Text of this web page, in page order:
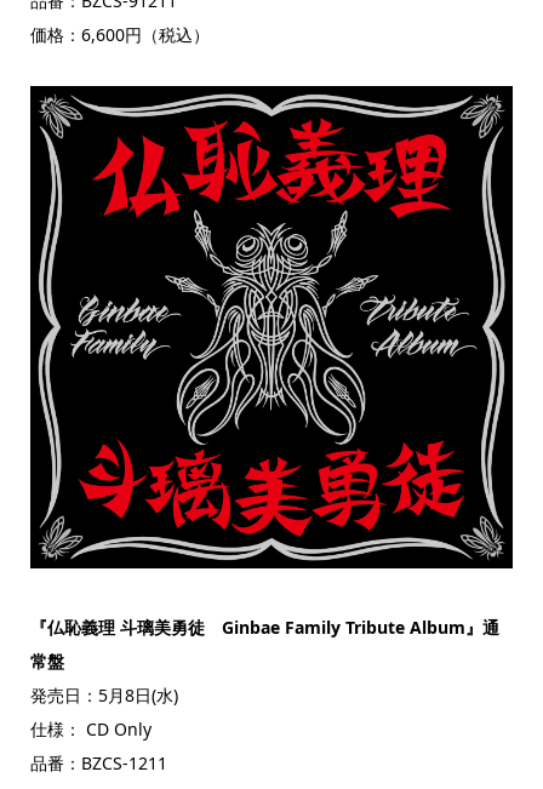
価格：6,600円（税込）
『仏恥義理 斗璃美勇徒 Ginbae Family Tribute Album』通
常盤
発売日：5月8日(水)
仕様： CD Only
品番：BZCS-1211